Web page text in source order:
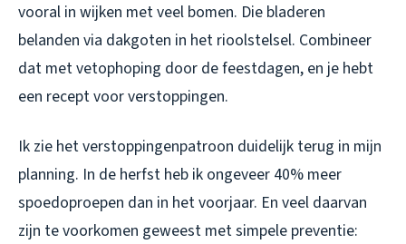
vooral in wijken met veel bomen. Die bladeren
belanden via dakgoten in het rioolstelsel. Combineer
dat met vetophoping door de feestdagen, en je hebt
een recept voor verstoppingen.
Ik zie het verstoppingenpatroon duidelijk terug in mijn
planning. In de herfst heb ik ongeveer 40% meer
spoedoproepen dan in het voorjaar. En veel daarvan
zijn te voorkomen geweest met simpele preventie: